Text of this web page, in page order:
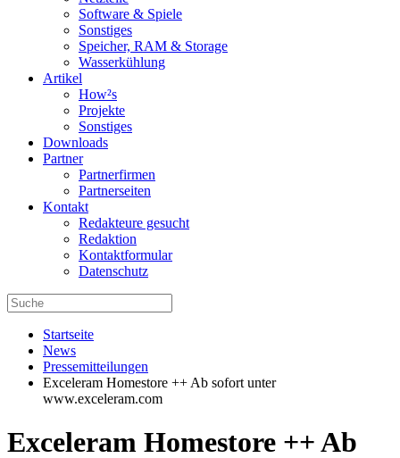
Software & Spiele
Sonstiges
Speicher, RAM & Storage
Wasserkühlung
Artikel
How²s
Projekte
Sonstiges
Downloads
Partner
Partnerfirmen
Partnerseiten
Kontakt
Redakteure gesucht
Redaktion
Kontaktformular
Datenschutz
Startseite
News
Pressemitteilungen
Exceleram Homestore ++ Ab sofort unter
www.exceleram.com
Exceleram Homestore ++ Ab